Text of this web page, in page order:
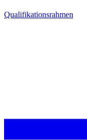
Qualifikationsrahmen